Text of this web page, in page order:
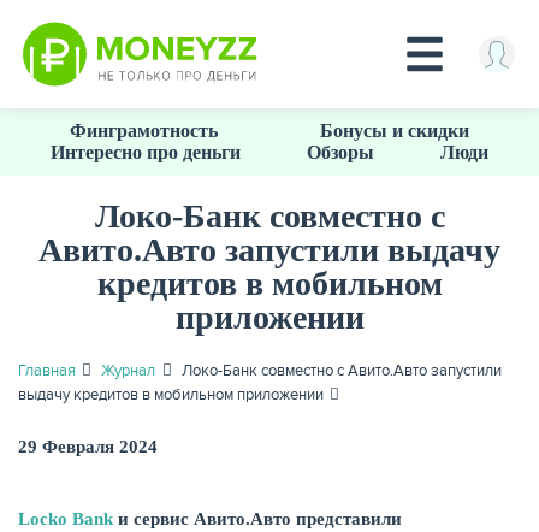
основному
содержанию
КРЕДИТЫ
Финграмотность
Бонусы и скидки
Интересно про деньги
Обзоры Люди
Локо-Банк совместно с
Авито.Авто запустили выдачу
кредитов в мобильном
приложении
Главная Журнал
Локо-Банк совместно с Авито.Авто запустили
выдачу кредитов в мобильном приложении
29 Февраля 2024
Locko Bank и сервис Авито.Авто представили